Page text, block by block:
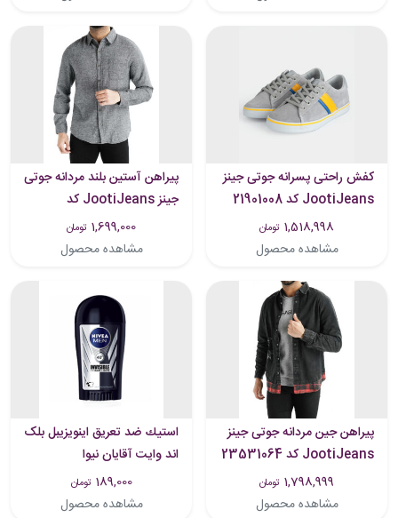
کفش راحتی پسرانه جوتی جینز
JootiJeans کد 21901008
1,518,998 تومان
مشاهده محصول
پیراهن آستین بلند مردانه جوتی
جینز JootiJeans کد
23531038
1,699,000 تومان
مشاهده محصول
پیراهن جین مردانه جوتی جینز
JootiJeans کد 23531064
1,798,999 تومان
مشاهده محصول
استيك ضد تعریق اينويزيبل بلک
اند وايت آقایان نیوا
189,000 تومان
مشاهده محصول